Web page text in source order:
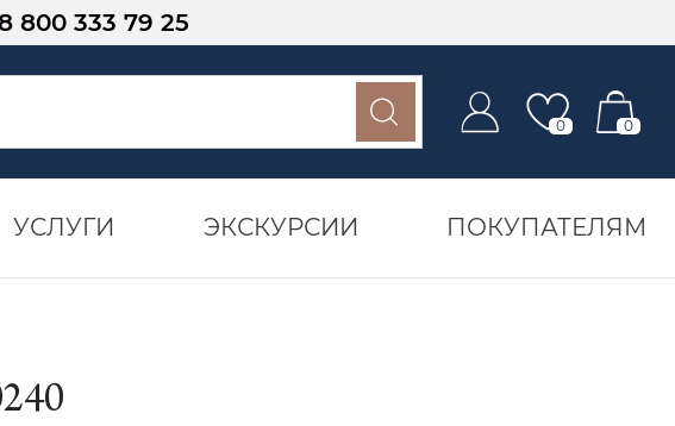
800 333 79 25
0 0
УСЛУГИ ЭКСКУРСИИ ПОКУПАТЕЛЯМ